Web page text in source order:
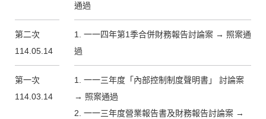
通過
第二次
114.05.14
1. 一一四年第1季合併財務報告討論案 → 照案通
過
第一次
114.03.14
1. 一一三年度「內部控制制度聲明書」 討論案
→ 照案通過
2. 一一三年度營業報告書及財務報告討論案 →